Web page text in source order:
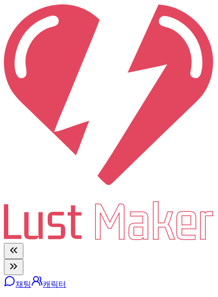
채팅 캐릭터